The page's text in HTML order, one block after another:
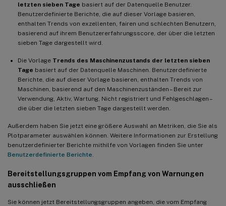
letzten sieben Tage basiert auf der Datenquelle Benutzer.
Benutzerdefinierte Berichte, die auf dieser Vorlage basieren,
enthalten Trends von exzellenten, fairen und schlechten Benutzern,
basierend auf ihrem Benutzererfahrungsscore, der über die letzten
sieben Tage dargestellt wird.
Die Vorlage Trends des Maschinenzustands der letzten sieben
Tage basiert auf der Datenquelle Maschinen. Benutzerdefinierte
Berichte, die auf dieser Vorlage basieren, enthalten Trends von
Maschinen, basierend auf den Maschinenzuständen – Bereit zur
Verwendung, Aktiv, Wartung, Nicht registriert und Fehlgeschlagen –
die über die letzten sieben Tage dargestellt werden.
Außerdem haben Sie jetzt eine größere Auswahl an Metriken, die Sie als
Plotparameter auswählen können. Weitere Informationen zur Erstellung
benutzerdefinierter Berichte mithilfe von Vorlagen finden Sie unter
Benutzerdefinierte Berichte
Bereitstellungsgruppen vom Empfang von Warnungen
ausschließen
Sie können jetzt Bereitstellungsgruppen angeben, die vom Empfang